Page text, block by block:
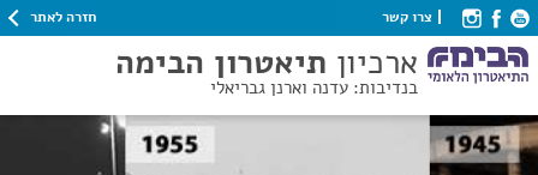
צרו קשר חזרה לאתר
ארכיון תיאטרון הבימה
בנדיבות: עדנה וארנן גבריאלי